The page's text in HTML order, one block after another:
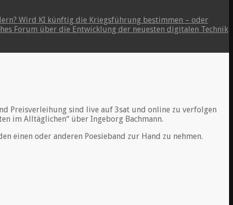
Wird KI künftig die Kriegsführung bestimmen – oder
Forum über die Entwicklung der neuesten digitalen Technik
Preisverleihung sind live auf 3sat und online zu verfolgen
im Alltäglichen“ über Ingeborg Bachmann.
einen oder anderen Poesieband zur Hand zu nehmen.